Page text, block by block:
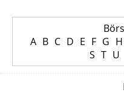
A B C D E F G H
S T U